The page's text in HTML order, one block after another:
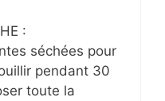
:
séchées pour
pendant 30
toute la